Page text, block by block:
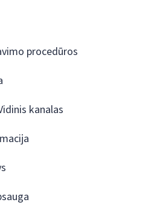
procedūros
kanalas